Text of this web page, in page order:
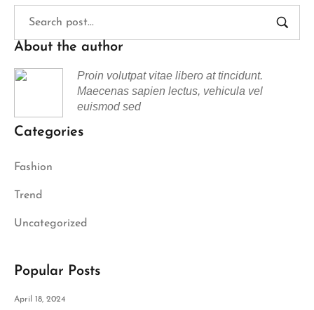
About the author
Proin volutpat vitae libero at tincidunt.
Maecenas sapien lectus, vehicula vel
euismod sed
Categories
Fashion
Trend
Uncategorized
Popular Posts
April 18, 2024